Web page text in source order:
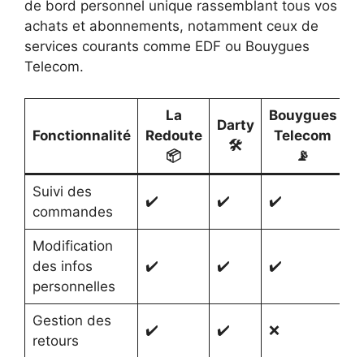
de bord personnel unique rassemblant tous vos
achats et abonnements, notamment ceux de
services courants comme EDF ou Bouygues
Telecom.
Fonctionnalité
La
Redoute
📦
Darty
🛠️
Bouygues
Telecom
📡
Suivi des
commandes
✔️ ✔️ ✔️
Modification
des infos
personnelles
✔️ ✔️ ✔️
Gestion des
retours
✔️ ✔️ ❌